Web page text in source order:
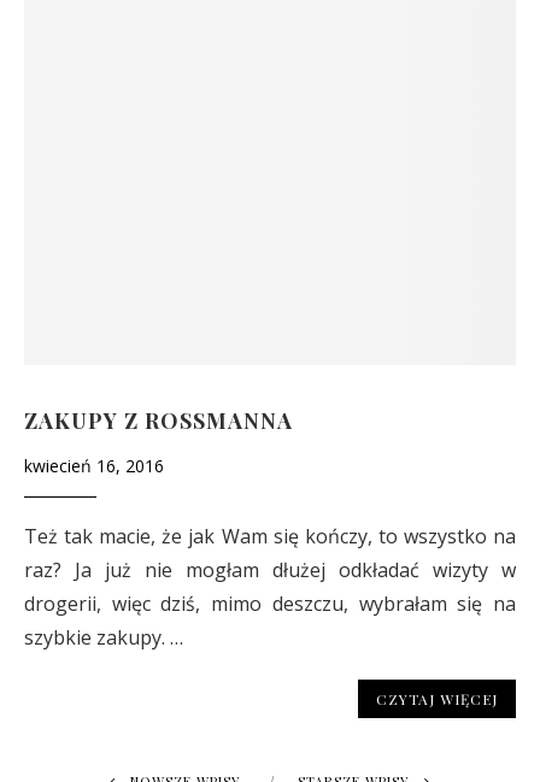
ZAKUPY Z ROSSMANNA
kwiecień 16, 2016
Też tak macie, że jak Wam się kończy, to wszystko na
raz? Ja już nie mogłam dłużej odkładać wizyty w
drogerii, więc dziś, mimo deszczu, wybrałam się na
szybkie zakupy. …
CZYTAJ WIĘCEJ